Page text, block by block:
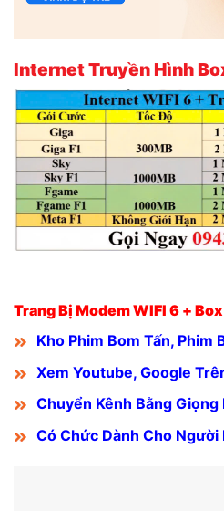
Internet Truyền Hình
Trang Bị Modem WIFI 6 +
Kho Phim Bom Tấn, Phim
Xem Youtube, Google
Chuyển Kênh Bằng Giọng
Có Chức Dành Cho Người